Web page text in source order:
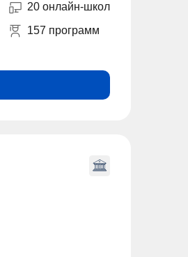
20 онлайн-школ
157 программ